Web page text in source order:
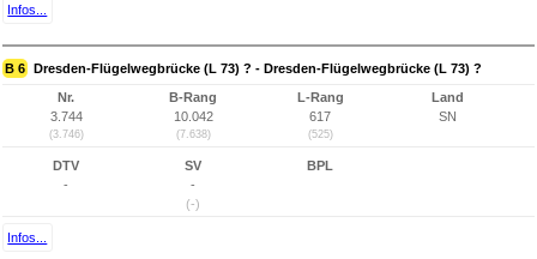
Infos...
B 6 Dresden-Flügelwegbrücke (L 73) ? - Dresden-Flügelwegbrücke (L 73) ?
Nr.
3.744
(3.746)
B-Rang
10.042
(7.638)
L-Rang
617
(525)
Land
SN
DTV
-
SV
-
(-)
BPL
Infos...